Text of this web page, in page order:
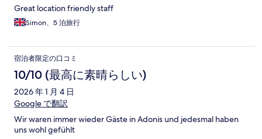
Great location friendly staff
Simon、5 泊旅行
宿泊者限定の口コミ
10/10 (最高に素晴らしい)
2026 年 1 月 4 日
Google で翻訳
Wir waren immer wieder Gäste in Adonis und jedesmal haben
uns wohl gefühlt